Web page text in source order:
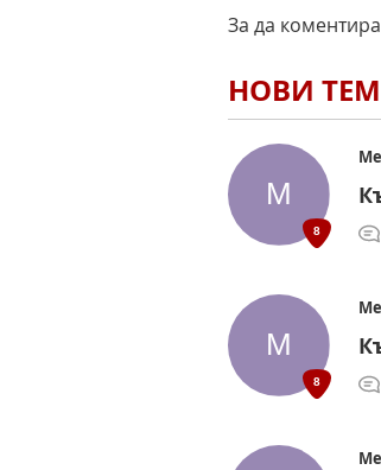
За да
НОВИ